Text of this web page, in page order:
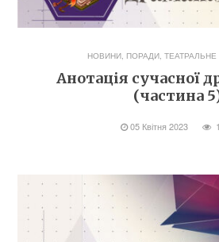
НОВИНИ, ПОРАДИ,
Анотація сучасної
(частина
05 Квітня 2023